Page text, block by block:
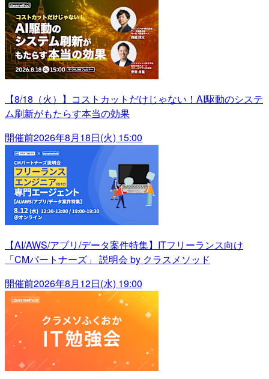
【8/18（火）】コストカットだけじゃない！AI駆動のシステ
ム刷新がもたらす本当の効果
開催前2026年8月18日(火) 15:00
【AI/AWS/アプリ/データ案件特集】ITフリーランス向け
「CMパートナーズ」 説明会 by クラスメソッド
開催前2026年8月12日(水) 19:00